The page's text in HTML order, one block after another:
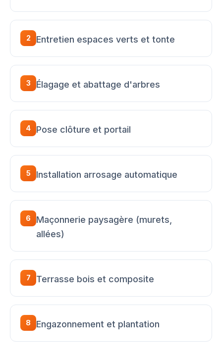
2 Entretien espaces verts et tonte
3 Élagage et abattage d'arbres
4 Pose clôture et portail
5 Installation arrosage automatique
6
Maçonnerie paysagère (murets,
allées)
7 Terrasse bois et composite
8 Engazonnement et plantation